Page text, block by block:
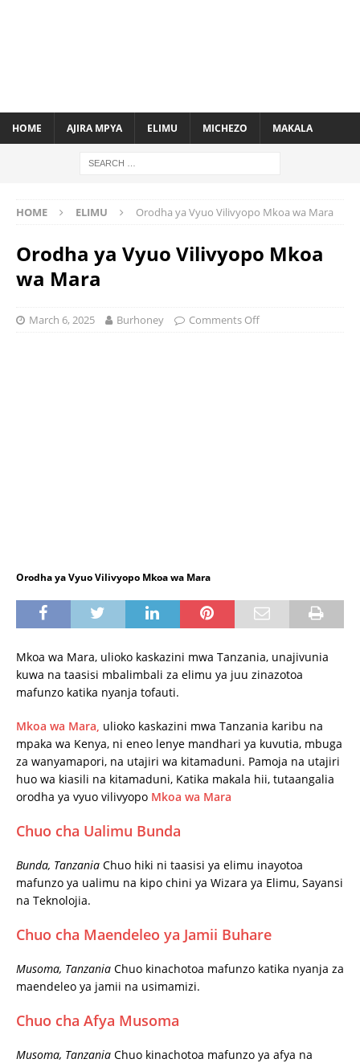
HOME AJIRA MPYA ELIMU MICHEZO MAKALA
HOME ELIMU Orodha ya Vyuo Vilivyopo Mkoa wa Mara
Orodha ya Vyuo Vilivyopo Mkoa
wa Mara
March 6, 2025 Burhoney Comments Off
Orodha ya Vyuo Vilivyopo Mkoa wa Mara
Mkoa wa Mara, ulioko kaskazini mwa Tanzania, unajivunia
kuwa na taasisi mbalimbali za elimu ya juu zinazotoa
mafunzo katika nyanja tofauti.
Mkoa wa Mara, ulioko kaskazini mwa Tanzania karibu na
mpaka wa Kenya, ni eneo lenye mandhari ya kuvutia, mbuga
za wanyamapori, na utajiri wa kitamaduni. Pamoja na utajiri
huo wa kiasili na kitamaduni, Katika makala hii, tutaangalia
orodha ya vyuo vilivyopo Mkoa wa Mara
Chuo cha Ualimu Bunda
Bunda, Tanzania Chuo hiki ni taasisi ya elimu inayotoa
mafunzo ya ualimu na kipo chini ya Wizara ya Elimu, Sayansi
na Teknolojia.
Chuo cha Maendeleo ya Jamii Buhare
Musoma, Tanzania Chuo kinachotoa mafunzo katika nyanja za
maendeleo ya jamii na usimamizi.
Chuo cha Afya Musoma
Musoma, Tanzania Chuo kinachotoa mafunzo ya afya na